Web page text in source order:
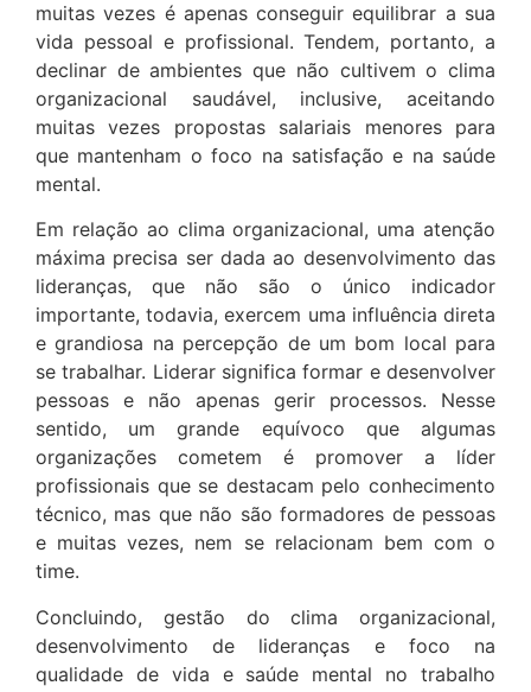
muitas vezes é apenas conseguir equilibrar a sua
vida pessoal e profissional. Tendem, portanto, a
declinar de ambientes que não cultivem o clima
organizacional saudável, inclusive, aceitando
muitas vezes propostas salariais menores para
que mantenham o foco na satisfação e na saúde
mental.
Em relação ao clima organizacional, uma atenção
máxima precisa ser dada ao desenvolvimento das
lideranças, que não são o único indicador
importante, todavia, exercem uma influência direta
e grandiosa na percepção de um bom local para
se trabalhar. Liderar significa formar e desenvolver
pessoas e não apenas gerir processos. Nesse
sentido, um grande equívoco que algumas
organizações cometem é promover a líder
profissionais que se destacam pelo conhecimento
técnico, mas que não são formadores de pessoas
e muitas vezes, nem se relacionam bem com o
time.
Concluindo, gestão do clima organizacional,
desenvolvimento de lideranças e foco na
qualidade de vida e saúde mental no trabalho